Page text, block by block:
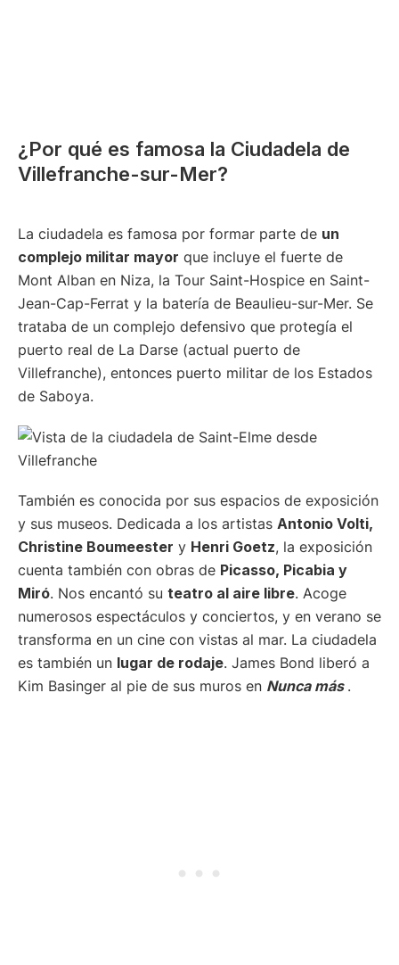
¿Por qué es famosa la Ciudadela de
Villefranche-sur-Mer?
La ciudadela es famosa por formar parte de un
complejo militar mayor que incluye el fuerte de
Mont Alban en Niza, la Tour Saint-Hospice en Saint-
Jean-Cap-Ferrat y la batería de Beaulieu-sur-Mer. Se
trataba de un complejo defensivo que protegía el
puerto real de La Darse (actual puerto de
Villefranche), entonces puerto militar de los Estados
de Saboya.
También es conocida por sus espacios de exposición
y sus museos. Dedicada a los artistas Antonio Volti,
Christine Boumeester y Henri Goetz, la exposición
cuenta también con obras de Picasso, Picabia y
Miró. Nos encantó su teatro al aire libre. Acoge
numerosos espectáculos y conciertos, y en verano se
transforma en un cine con vistas al mar. La ciudadela
es también un lugar de rodaje. James Bond liberó a
Kim Basinger al pie de sus muros en Nunca más .